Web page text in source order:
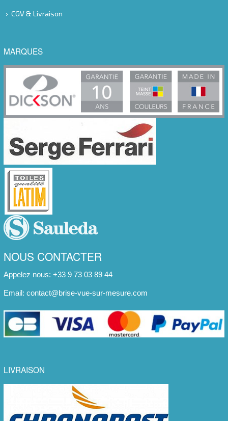
CGV & Livraison
MARQUES
NOUS CONTACTER
Appelez nous: +33 9 73 03 89 44
Email: contact@brise-vue-sur-mesure.com
LIVRAISON